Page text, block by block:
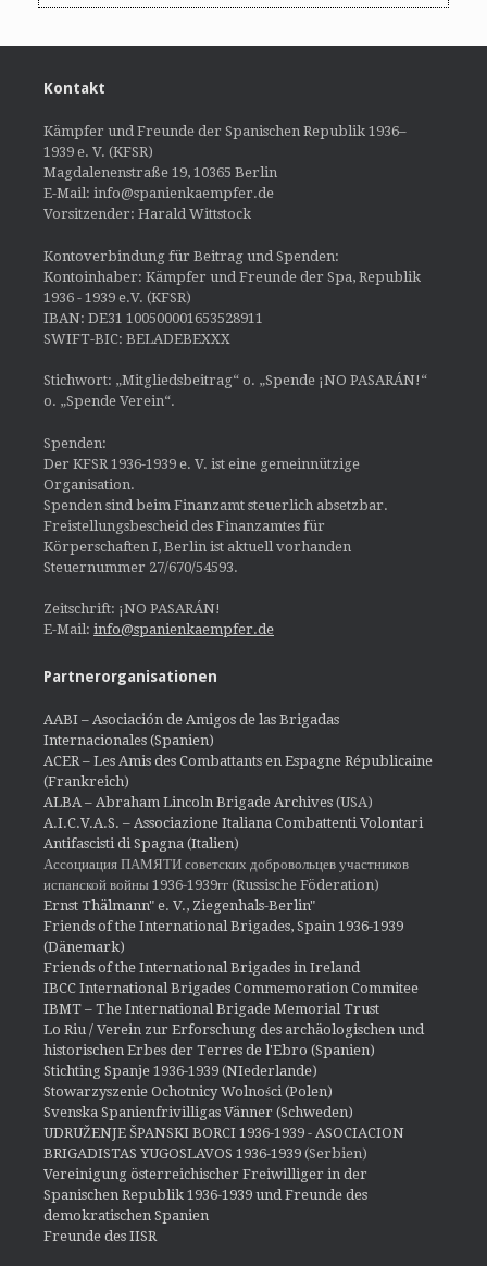
Kontakt
Kämpfer und Freunde der Spanischen Republik 1936–
1939 e. V. (KFSR)
Magdalenenstraße 19, 10365 Berlin
E-Mail: info@spanienkaempfer.de
Vorsitzender: Harald Wittstock
Kontoverbindung für Beitrag und Spenden:
Kontoinhaber: Kämpfer und Freunde der Spa, Republik
1936 - 1939 e.V. (KFSR)
IBAN: DE31 100500001653528911
SWIFT-BIC: BELADEBEXXX
Stichwort: „Mitgliedsbeitrag“ o. „Spende ¡NO PASARÁN!“
o. „Spende Verein“.
Spenden:
Der KFSR 1936-1939 e. V. ist eine gemeinnützige
Organisation.
Spenden sind beim Finanzamt steuerlich absetzbar.
Freistellungsbescheid des Finanzamtes für
Körperschaften I, Berlin ist aktuell vorhanden
Steuernummer 27/670/54593.
Zeitschrift: ¡NO PASARÁN!
E-Mail: info@spanienkaempfer.de
Partnerorganisationen
AABI – Asociación de Amigos de las Brigadas
Internacionales (Spanien)
ACER – Les Amis des Combattants en Espagne Républicaine
(Frankreich)
ALBA – Abraham Lincoln Brigade Archives (USA)
A.I.C.V.A.S. – Associazione Italiana Combattenti Volontari
Antifascisti di Spagna (Italien)
Ассоциация ПАМЯТИ советских добровольцев участников
испанской войны 1936-1939гг (Russische Föderation)
Ernst Thälmann" e. V., Ziegenhals-Berlin"
Friends of the International Brigades, Spain 1936-1939
(Dänemark)
Friends of the International Brigades in Ireland
IBCC International Brigades Commemoration Commitee
IBMT – The International Brigade Memorial Trust
Lo Riu / Verein zur Erforschung des archäologischen und
historischen Erbes der Terres de l'Ebro (Spanien)
Stichting Spanje 1936-1939 (NIederlande)
Stowarzyszenie Ochotnicy Wolności (Polen)
Svenska Spanienfrivilligas Vänner (Schweden)
UDRUŽENJE ŠPANSKI BORCI 1936-1939 - ASOCIACION
BRIGADISTAS YUGOSLAVOS 1936-1939 (Serbien)
Vereinigung österreichischer Freiwilliger in der
Spanischen Republik 1936-1939 und Freunde des
demokratischen Spanien
Freunde des IISR